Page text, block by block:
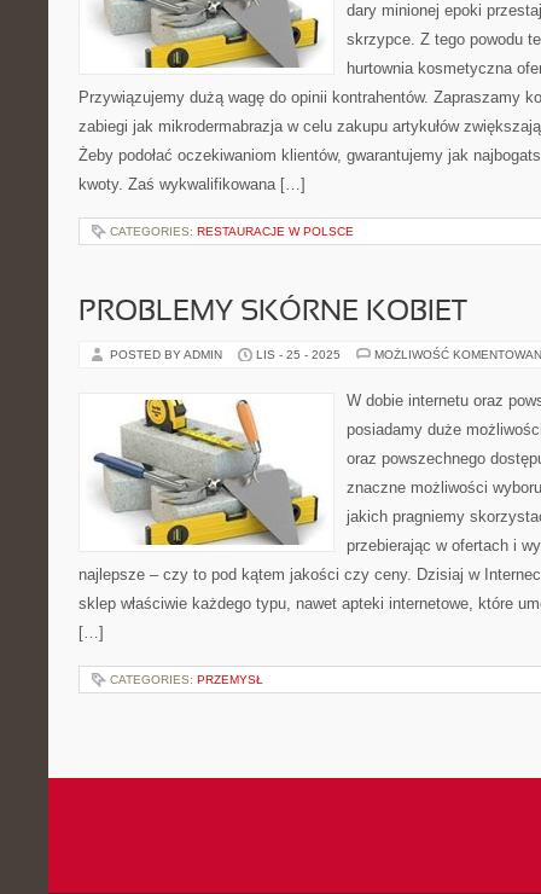
dary minionej epoki
skrzypce. Z tego powodu
hurtownia kosmetyczna
Przywiązujemy dużą wagę do opinii kontrahentów. Zapraszamy
zabiegi jak mikrodermabrazja w celu zakupu artykułów
Żeby podołać oczekiwaniom klientów, gwarantujemy jak
kwoty. Zaś wykwalifikowana […]
CATEGORIES: RESTAURACJE W POLSCE
PROBLEMY SKÓRNE KOBIET
POSTED BY ADMIN LIS - 25 - 2025 MOŻLIWOŚĆ
W dobie internetu oraz
posiadamy duże
oraz powszechnego
znaczne możliwości
jakich pragniemy
przebierając w ofertach i
najlepsze – czy to pod kątem jakości czy ceny. Dzisiaj w
sklep właściwie każdego typu, nawet apteki internetowe, które
[…]
CATEGORIES: PRZEMYSŁ